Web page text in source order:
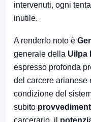
intervenuti, ogni
inutile.
A renderlo noto è
generale della Uilpa
espresso profonda
del carcere arianese
condizione del
subito
carcerario, il